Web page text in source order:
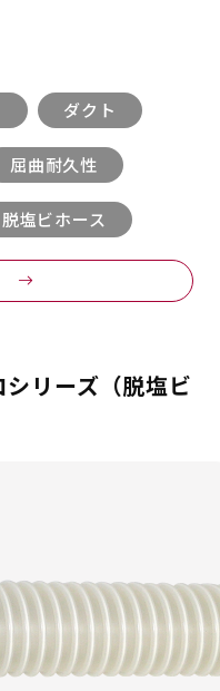
ダクト
屈曲耐久性
脱塩ビホース
リーズ（脱塩ビ